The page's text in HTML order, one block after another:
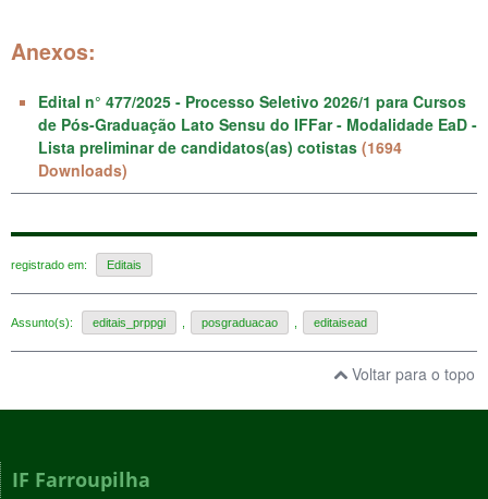
Anexos:
Edital n° 477/2025 - Processo Seletivo 2026/1 para Cursos
de Pós-Graduação Lato Sensu do IFFar - Modalidade EaD -
Lista preliminar de candidatos(as) cotistas (1694
Downloads)
registrado em: Editais
Assunto(s): editais_prppgi posgraduacao editaisead
Voltar para o topo
IF Farroupilha